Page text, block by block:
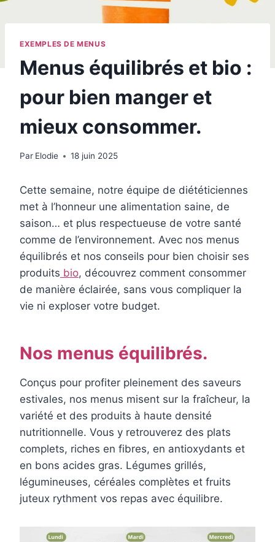
EXEMPLES DE MENUS
Menus équilibrés et bio :
pour bien manger et
mieux consommer.
Par Elodie 18 juin 2025
Cette semaine, notre équipe de diététiciennes
met à l’honneur une alimentation saine, de
saison… et plus respectueuse de votre santé
comme de l’environnement. Avec nos menus
équilibrés et nos conseils pour bien choisir ses
produits bio, découvrez comment consommer
de manière éclairée, sans vous compliquer la
vie ni exploser votre budget.
Nos menus équilibrés.
Conçus pour profiter pleinement des saveurs
estivales, nos menus misent sur la fraîcheur, la
variété et des produits à haute densité
nutritionnelle. Vous y retrouverez des plats
complets, riches en fibres, en antioxydants et
en bons acides gras. Légumes grillés,
légumineuses, céréales complètes et fruits
juteux rythment vos repas avec équilibre.